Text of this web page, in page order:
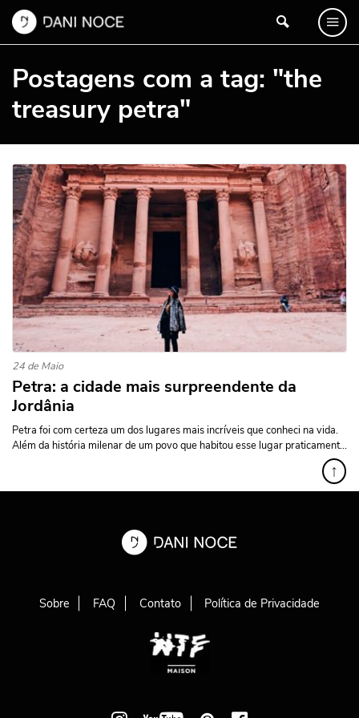
Postagens com a tag: "the
treasury petra"
24 de Maio
Petra: a cidade mais surpreendente da
Jordânia
Petra foi com certeza um dos lugares mais incríveis que conheci na vida.
Além da história milenar de um povo que habitou esse lugar praticament...
↑
Sobre FAQ Contato Política de Privacidade